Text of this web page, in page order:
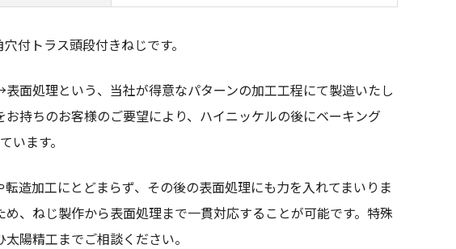
付トラス頭段付きねじです。
処理という、当社が得意なパターンの加工工程にて製造いたし
持ちのお客様のご要望により、ハイニッケルの後にベーキング
います。
造加工にとどまらず、その後の表面処理にも力を入れてまいりま
、ねじ製作から表面処理まで一貫対応することが可能です。特殊
陽精工までご相談ください。